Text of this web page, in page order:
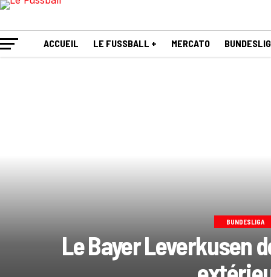
ACCUEIL LE FUSSBALL + MERCATO
BUNDESLIGA
Le Bayer Leverkusen